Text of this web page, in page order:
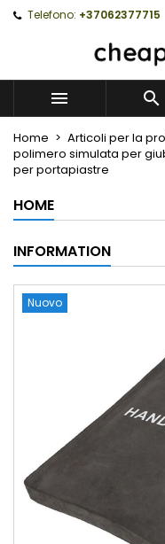
Telefono: +37062377715
 
Home Articoli per la
polimero simulata per
per portapiastre
HOME
INFORMATION
Nuovo